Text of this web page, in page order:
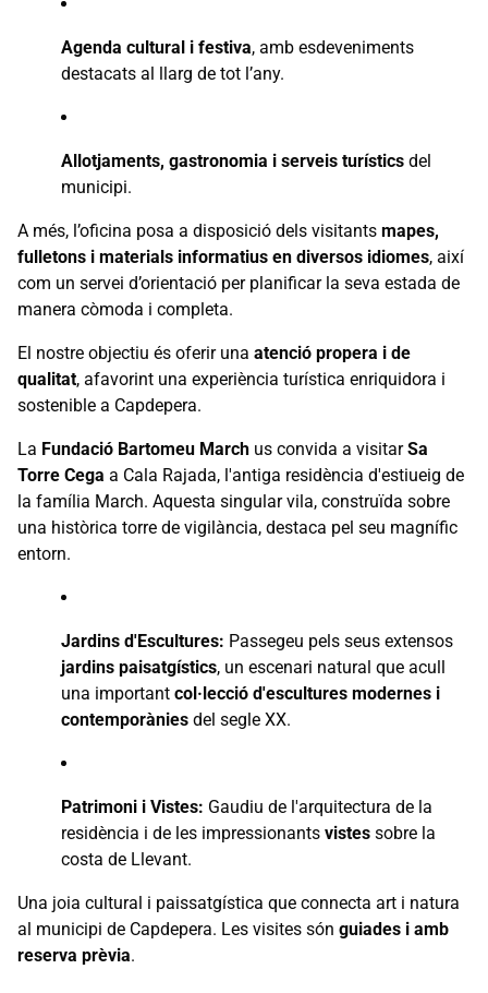
Agenda cultural i festiva, amb esdeveniments
destacats al llarg de tot l’any.
Allotjaments, gastronomia i serveis turístics del
municipi.
A més, l’oficina posa a disposició dels visitants mapes,
fulletons i materials informatius en diversos idiomes, així
com un servei d’orientació per planificar la seva estada de
manera còmoda i completa.
El nostre objectiu és oferir una atenció propera i de
qualitat, afavorint una experiència turística enriquidora i
sostenible a Capdepera.
La Fundació Bartomeu March us convida a visitarSa
Torre Cega a Cala Rajada, l'antiga residència d'estiueig de
la família March. Aquesta singular vila, construïda sobre
una històrica torre de vigilància, destaca pel seu magnífic
entorn.
Jardins d'Escultures: Passegeu pels seus extensos
jardins paisatgístics, un escenari natural que acull
una important col·lecció d'escultures modernes i
contemporànies del segle XX.
Patrimoni i Vistes: Gaudiu de l'arquitectura de la
residència i de les impressionants vistes sobre la
costa de Llevant.
Una joia cultural i paissatgística que connecta art i natura
al municipi de Capdepera. Les visites són guiades i amb
reserva prèvia.